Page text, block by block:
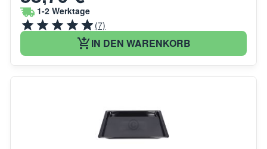
1-2 Werktage
(7)
IN DEN WARENKORB